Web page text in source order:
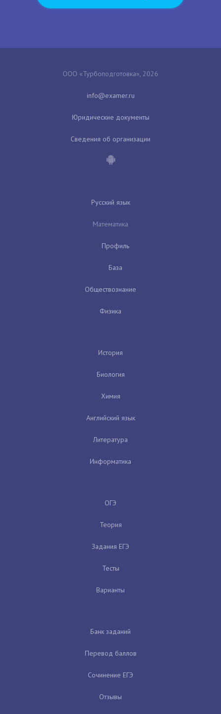
ООО «Турбоподготовка», 2026
Юридические документы
Сведения об организации
Русский язык
Математика
Профиль
База
Обществознание
Физика
История
Биология
Химия
Английский язык
Литература
Информатика
ОГЭ
Теория
Задания ЕГЭ
Тесты
Варианты
Банк заданий
Перевод баллов
Сочинение ЕГЭ
Отзывы